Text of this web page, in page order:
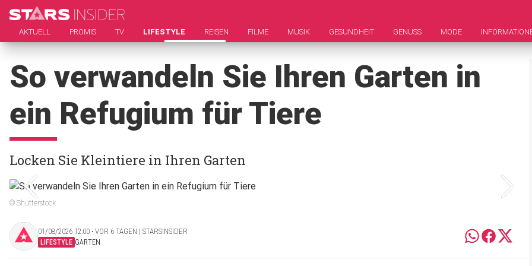
AKTUELL PROMIS TV LIFESTYLE REISEN FILME MUSIK GESUNDHEIT GENUSS MODE
So verwandeln Sie Ihren Garten in
ein Refugium für Tiere
Locken Sie Kleintiere in Ihren Garten
© Shutterstock
01/08/2026 12:00 ‧ VOR 6 TAGEN | STARSINSIDER
LIFESTYLE GARTEN